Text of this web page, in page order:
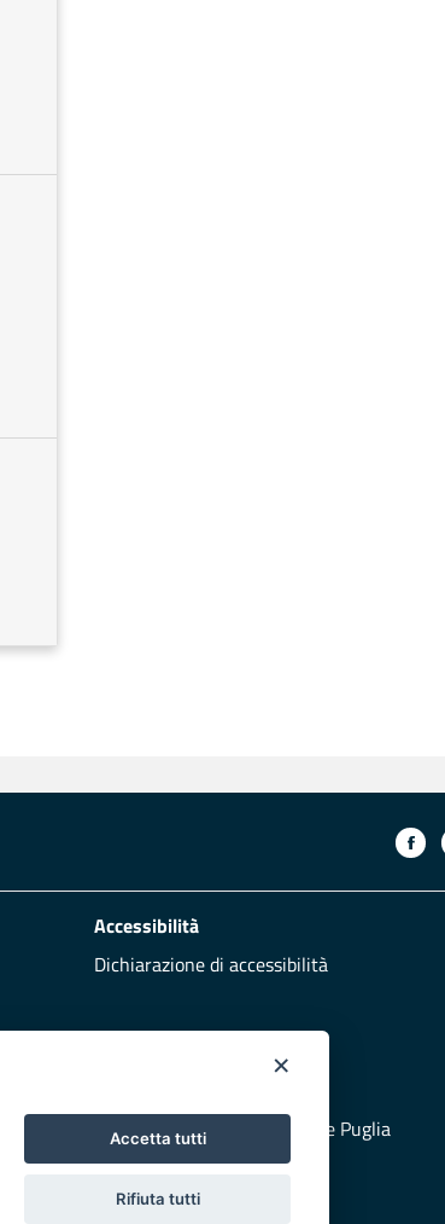
Accessibilità
Dichiarazione di accessibilità
Vai al sito di Protezione Civile Puglia
×
Accetta tutti
Rifiuta tutti